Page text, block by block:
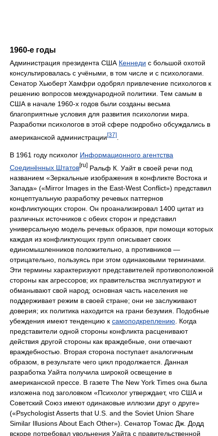
1960-е годы
Администрация президента США Кеннеди с большой охотой
консультировалась с учёными, в том числе и с психологами.
Сенатор Хьюберт Хамфри одобрял привлечение психологов к
решению вопросов международной политики. Тем самым в
США в начале 1960-х годов были созданы весьма
благоприятные условия для развития психологии мира.
Разработки психологов в этой сфере подробно обсуждались в
американской администрации [37]
В 1961 году психолог Информационного агентства
Соединённых Штатов[ru] Ральф К. Уайт в своей речи под
названием «Зеркальные изображения в конфликте Востока и
Запада» («Mirror Images in the East-West Conflict») представил
концептуальную разработку речевых паттернов
конфликтующих сторон. Он проанализировал 1400 цитат из
различных источников с обеих сторон и представил
универсальную модель речевых образов, при помощи которых
каждая из конфликтующих групп описывает своих
единомышленников положительно, а противников —
отрицательно, пользуясь при этом одинаковыми терминами.
Эти термины характеризуют представителей противоположной
стороны как агрессоров; их правительства эксплуатируют и
обманывают свой народ; основная часть населения не
поддерживает режим в своей стране; они не заслуживают
доверия; их политика находится на грани безумия. Подобные
убеждения имеют тенденцию к самоподкреплению. Когда
представители одной стороны конфликта расценивают
действия другой стороны как враждебные, они отвечают
враждебностью. Вторая сторона поступает аналогичным
образом, в результате чего цикл продолжается. Данная
разработка Уайта получила широкой освещение в
американской прессе. В газете The New York Times она была
изложена под заголовком «Психолог утверждает, что США и
Советский Союз имеют одинаковые иллюзии друг о друге»
(«Psychologist Asserts that U.S. and the Soviet Union Share
Similar Illusions About Each Other»). Сенатор Томас Дж. Додд
вскоре потребовал увольнения Уайта с правительственной